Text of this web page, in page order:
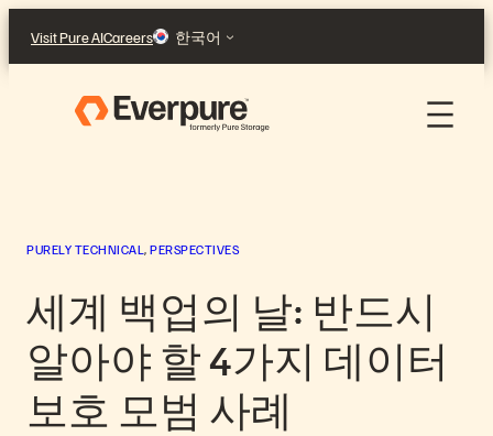
츠
Visit Pure AICareers 한국어
PURELY TECHNICAL , PERSPECTIVES
세계 백업의 날: 반드시
알아야 할 4가지 데이터
보호 모범 사례